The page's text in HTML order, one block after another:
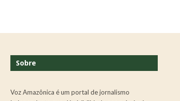
Sobre
Voz Amazônica é um portal de jornalismo